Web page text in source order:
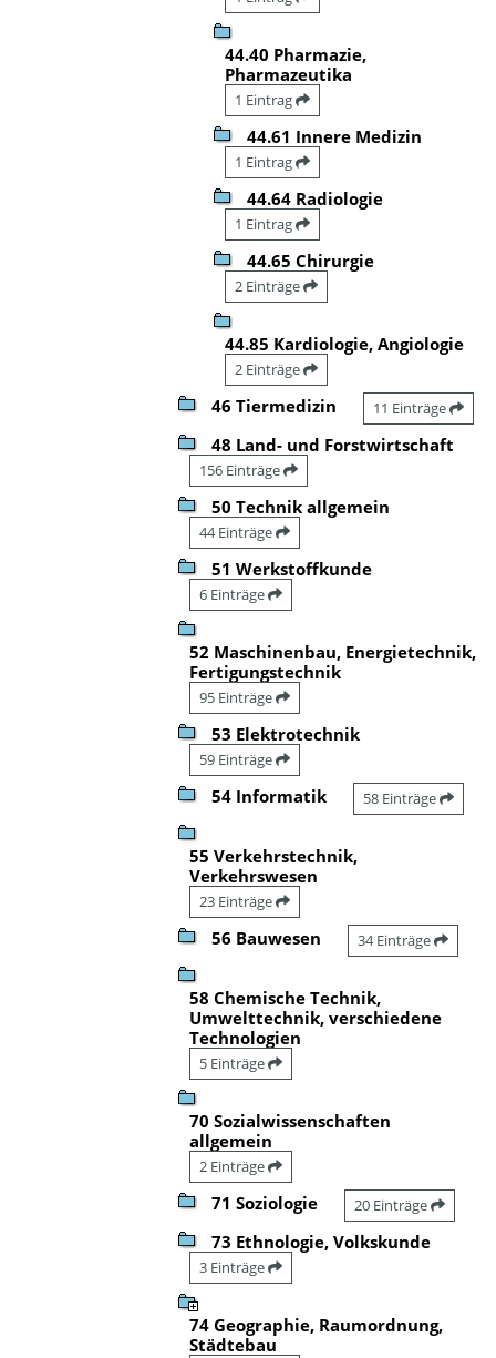
44.40 Pharmazie,
Pharmazeutika
1 Eintrag
44.61 Innere Medizin
1 Eintrag
44.64 Radiologie
1 Eintrag
44.65 Chirurgie
2 Einträge
44.85 Kardiologie, Angiologie
2 Einträge
46 Tiermedizin 11 Einträge
48 Land- und Forstwirtschaft
156 Einträge
50 Technik allgemein
44 Einträge
51 Werkstoffkunde
6 Einträge
52 Maschinenbau, Energietechnik,
Fertigungstechnik
95 Einträge
53 Elektrotechnik
59 Einträge
54 Informatik 58 Einträge
55 Verkehrstechnik,
Verkehrswesen
23 Einträge
56 Bauwesen 34 Einträge
58 Chemische Technik,
Umwelttechnik, verschiedene
Technologien
5 Einträge
70 Sozialwissenschaften
allgemein
2 Einträge
71 Soziologie 20 Einträge
73 Ethnologie, Volkskunde
3 Einträge
74 Geographie, Raumordnung,
Städtebau